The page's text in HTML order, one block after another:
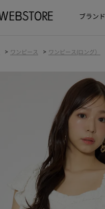
ブランド
> ワンピース > ワンピース(ロング）